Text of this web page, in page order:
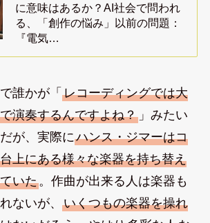
に意味はあるか？AI社会で問われ
る、「創作の悩み」以前の問題：
『電気…
誰かが「 レコーディングでは大
演奏するんですよね？」みたい
が、実際にハンス・ジマーはコ
上にある様々な楽器を持ち替え
いた。作曲が出来る人は楽器も
ないが、 いくつもの楽器を操れ